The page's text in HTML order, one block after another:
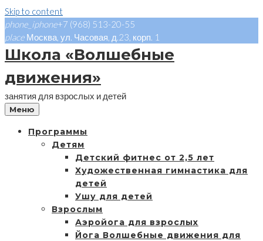
Skip to content
phone_iphone+7 (968) 513-20-55
place Москва, ул. Часовая, д.23, корп. 1
Школа «Волшебные
движения»
занятия для взрослых и детей
Меню
Программы
Детям
Детский фитнес от 2,5 лет
Художественная гимнастика для
детей
Ушу для детей
Взрослым
Аэройога для взрослых
Йога Волшебные движения для